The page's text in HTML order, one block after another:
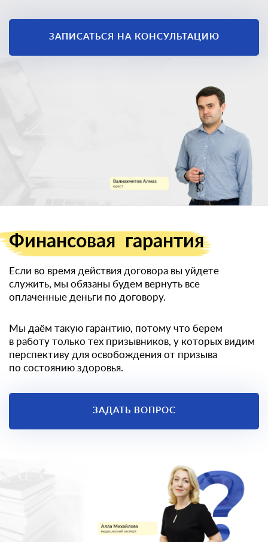
Единственный
законный способ
военный билет
ЗАПИСАТЬСЯ НА КОНСУЛЬТАЦИЮ
Финансовая гарантия
Если во время действия договора вы уйдете
служить, мы обязаны будем вернуть все
оплаченные деньги по договору.
Мы даём такую гарантию, потому что берем
в работу только тех призывников, у которых видим
перспективу для освобождения от призыва
по состоянию здоровья.
ЗАДАТЬ ВОПРОС